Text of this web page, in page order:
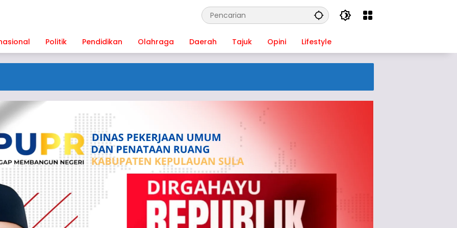
Politik Pendidikan Olahraga Daerah Tajuk Opini Lifestyle